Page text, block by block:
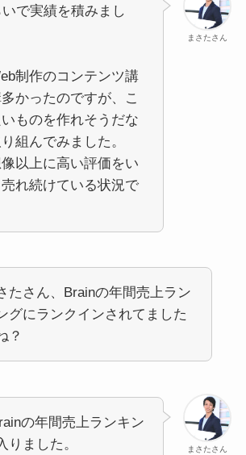
まさたさん
で実績を積みまし
制作のコンテンツ講
かったのですが、こ
ものを作れそうだな
組んでみました。
以上に高い評価をい
れ続けている状況で
たさん、Brainの年間売上ラン
グにランクインされてました
？
まさたさん
の年間売上ランキン
りました。